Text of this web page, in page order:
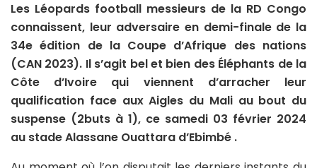
Les Léopards football messieurs de la RD Congo
connaissent, leur adversaire en demi-finale de la
34e édition de la Coupe d’Afrique des nations
(CAN 2023). Il s’agit bel et bien des Éléphants de la
Côte d’Ivoire qui viennent d’arracher leur
qualification face aux Aigles du Mali au bout du
suspense (2buts à 1), ce samedi 03 février 2024
au stade Alassane Ouattara d’Ebimbé .